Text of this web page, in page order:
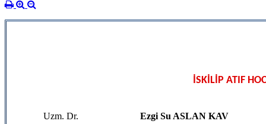
İSKİLİP ATIF
Uzm. Dr.
Ezgi Su ASLAN KAV